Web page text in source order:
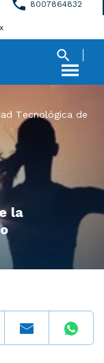
8007864832
Tecnológica de
la